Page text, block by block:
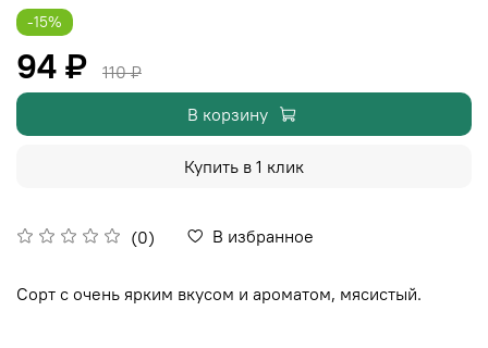
(0) В избранное
-15%
94 ₽
110 ₽
В корзину
Купить в 1 клик
Сорт с очень ярким вкусом и ароматом, мясистый.